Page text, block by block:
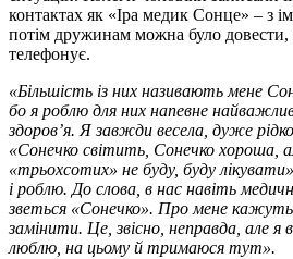
контактах як «Іра медик Сонце» – з
потім дружинам можна було
телефонує.
«Більшість із них називають мене
бо я роблю для них напевне
здоров’я. Я завжди весела, дуже
«Сонечко світить, Сонечко хороша,
«трьохсотих» не буду, буду лікувати»,
і роблю. До слова, в нас навіть
зветься «Сонечко». Про мене
замінити. Це, звісно, неправда, але я
люблю, на цьому й тримаюся тут».